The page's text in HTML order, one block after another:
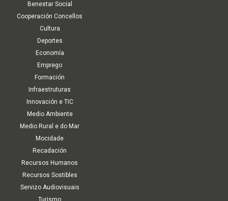
Benestar Social
Cooperación Concellos
Cultura
Deportes
Economía
Emprego
Formación
Infraestruturas
Innovación e TIC
Medio Ambiente
Medio Rural e do Mar
Mocidade
Recadación
Recursos Humanos
Recursos Sostibles
Servizo Audiovisuais